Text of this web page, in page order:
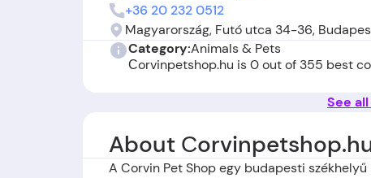
+36 20 232 0512
Magyarország, Futó utca 34-36,
Category:Animals & Pets
Сorvinpetshop.hu is 0 out of 355 best
See
About
A Corvin Pet Shop egy budapesti